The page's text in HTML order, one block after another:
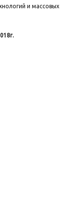
и массовых